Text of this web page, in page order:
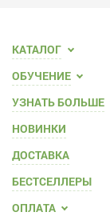
КАТАЛОГ
ОБУЧЕНИЕ
УЗНАТЬ БОЛЬШЕ
НОВИНКИ
ДОСТАВКА
БЕСТСЕЛЛЕРЫ
ОПЛАТА